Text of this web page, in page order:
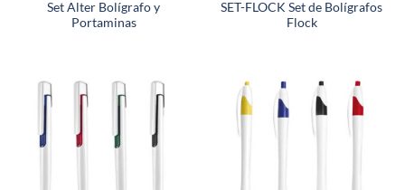
Set Alter Bolígrafo y
Portaminas
SET-FLOCK Set de Bolígrafos
Flock